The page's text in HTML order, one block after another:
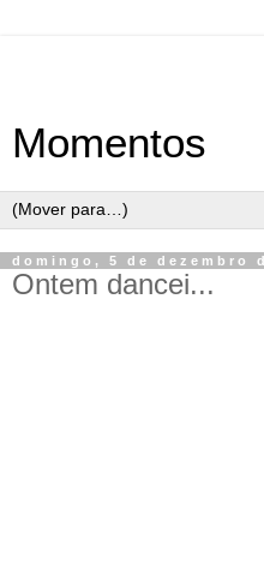
Momentos
domingo, 5 de dezembro
Ontem dancei...